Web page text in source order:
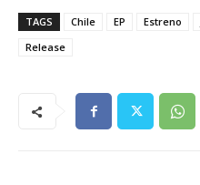
TAGS Chile EP Estreno
Release